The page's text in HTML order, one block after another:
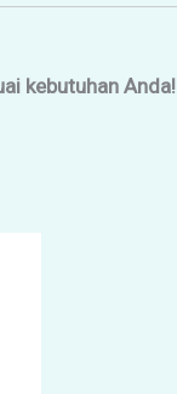
kebutuhan Anda!